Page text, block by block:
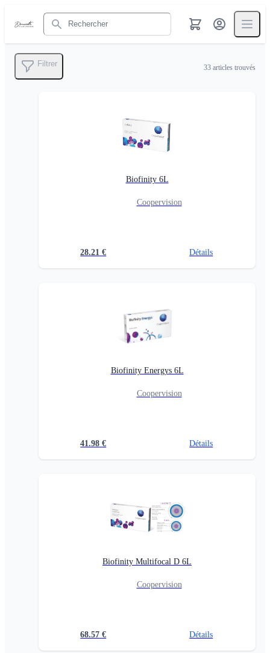
Rechercher
Filtrer 33 articles trouvés
Biofinity 6L
Coopervision
28.21 € Détails
Biofinity Energys 6L
Coopervision
41.98 € Détails
Biofinity Multifocal D 6L
Coopervision
68.57 € Détails